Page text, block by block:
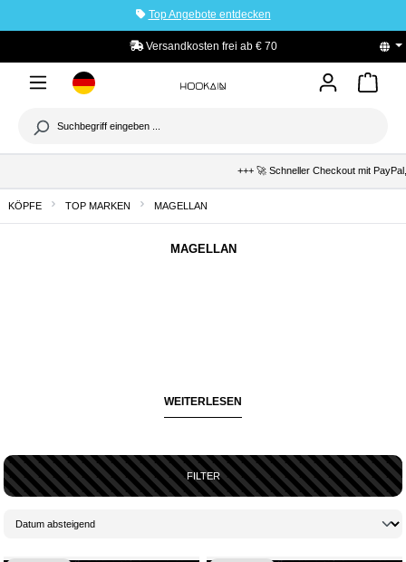
Top Angebote entdecken
Versandkosten frei ab € 70
+++ 🚀 Schneller Checkout mit
KÖPFE TOP MARKEN MAGELLAN
MAGELLAN
WEITERLESEN
FILTER